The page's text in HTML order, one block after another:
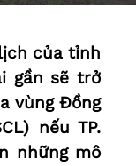
của tỉnh
gần sẽ trở
vùng Đồng
nếu TP.
những mô